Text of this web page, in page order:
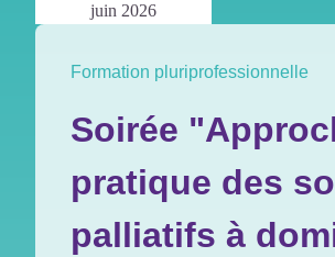
juin 2026
Formation pluriprofessionnelle
Soirée
pratique des
palliatifs à